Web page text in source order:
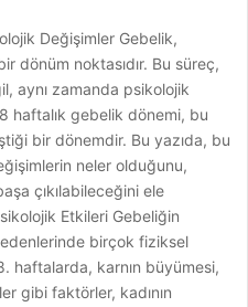
Değişimler Gebelik,
dönüm noktasıdır. Bu süreç,
aynı zamanda psikolojik
haftalık gebelik dönemi, bu
bir dönemdir. Bu yazıda, bu
neler olduğunu,
çıkılabileceğini ele
Etkileri Gebeliğin
birçok fiziksel
haftalarda, karnın büyümesi,
gibi faktörler, kadının